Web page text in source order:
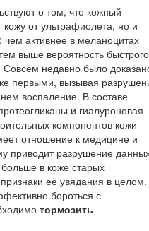
о том, что кожный
от ультрафиолета, но и
активнее в меланоцитах
выше вероятность быстрого
Совсем недавно было
первыми, вызывая
воспаление. В составе
и гиалуроновая
компонентов кожи
отношение к медицине и
приводит разрушение
в коже старых
её увядания в целом.
бороться с
тормозить